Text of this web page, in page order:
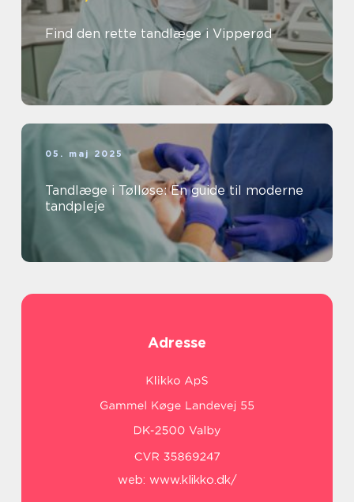
Find den rette tandlæge i Vipperød
05. maj 2025
Tandlæge i Tølløse: En guide til moderne
tandpleje
Adresse
web: www.klikko.dk/